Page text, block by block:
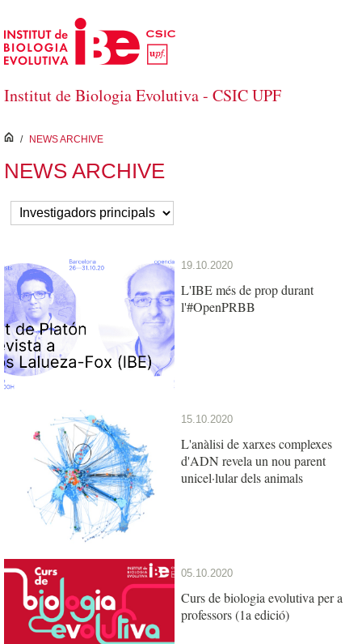
Salta al contingut principal
Institut de Biologia Evolutiva - CSIC UPF
inici
/ NEWS ARCHIVE
NEWS ARCHIVE
19.10.2020
L'IBE més de prop durant
l'#OpenPRBB
15.10.2020
L'anàlisi de xarxes complexes
d'ADN revela un nou parent
unicel·lular dels animals
05.10.2020
Curs de biologia evolutiva per a
professors (1a edició)